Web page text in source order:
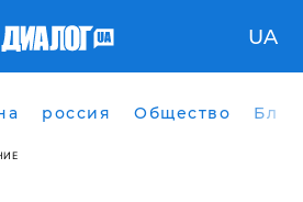
UA
россия Общество